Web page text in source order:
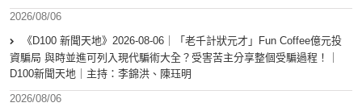
2026/08/06
《D100 新聞天地》2026-08-06｜「老千計狀元才」Fun Coffee億元投
資騙局 與時並進可列入現代騙術大全？受害苦主分享整個受騙過程！｜
D100新聞天地｜主持：李錦洪、陳珏明
2026/08/06